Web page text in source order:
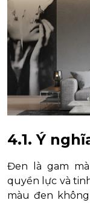
4.1. Ý
Đen là gam
quyền lực và
màu đen